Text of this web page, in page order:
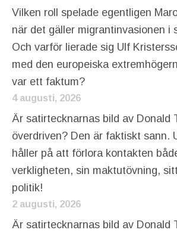
Vilken roll spelade egentligen
när det gäller migrantinvasionen i
Och varför lierade sig Ulf
med den europeiska
var ett faktum?
4 augusti, 2026
Är satirtecknarnas bild av Donald
överdriven? Den är faktiskt sann.
håller på att förlora kontakten
verkligheten, sin maktutövning,
politik!
2 augusti, 2026
Är satirtecknarnas bild av Donald